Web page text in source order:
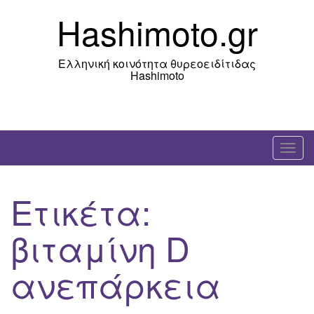
Hashimoto.gr
Ελληνική κοινότητα θυρεοειδίτιδας
Hashimoto
T
o
Ετικέτα:
βιταμίνη D
ανεπάρκεια